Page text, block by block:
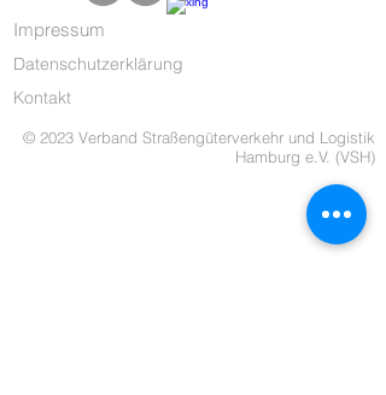
Impressum
Datenschutzerklärung
Kontakt
© 2023 Verband Straßengüterverkehr und Logistik
Hamburg e.V. (VSH)